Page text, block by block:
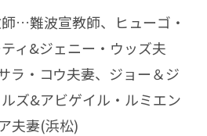
…難波宣教師、ヒューゴ・
ィ&ジェニー・ウッズ夫
ラ・コウ夫妻、ジョー＆ジ
ズ&アビゲイル・ルミエン
夫妻(浜松)